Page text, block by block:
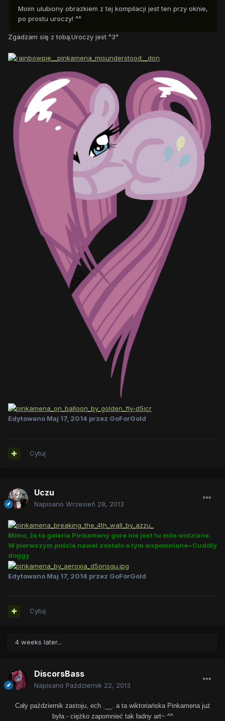
Moim ulubiony obrazkiem z tej kompilacji jest ten przy oknie,
po prostu uroczy! ^^
Zgadzam się z tobą.Uroczy jest ^3^
Edytowano Maj 17, 2014 przez GoForGold
Cytuj
Uczu
Napisano Wrzesień 28, 2013
Mimo, że to galeria Pinkameny gore nie jest tu mile widziane.
W pierwszym poście nawet zostało o tym wspomniane~Cuddly
doggy
Edytowano Maj 17, 2014 przez GoForGold
Cytuj
4 weeks later...
DiscorsBass
Napisano Październik 22, 2013
Cały październik zastoju, ech .__. a ta wiktoriańska Pinkamena już
była - ciężko zapomnieć tak ładny art~ ^^